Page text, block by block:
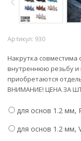
Артикул: 930
Накрутка совместима
внутреннюю резьбу и
приобретаются
ВНИМАНИЕ! ЦЕНА ЗА
для основ 1.2 мм,
для основ 1.2 мм,